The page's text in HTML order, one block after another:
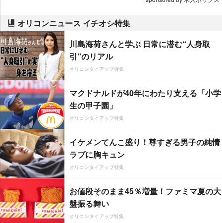
オリコンニュース イチオシ特集
川島海荷さんと学ぶ 日常に潜む“人身取
引”のリアル
オリコンタイアップ特集
マクドナルドが40年にわたり支える「小学
生の甲子園」
オリコンタイアップ特集
イケメンてんこ盛り！尊すぎる男子の純情
ラブに胸キュン
オリコンタイアップ特集
お値段そのまま45％増量！ファミマ夏の大
盤振る舞い
オリコンタイアップ特集